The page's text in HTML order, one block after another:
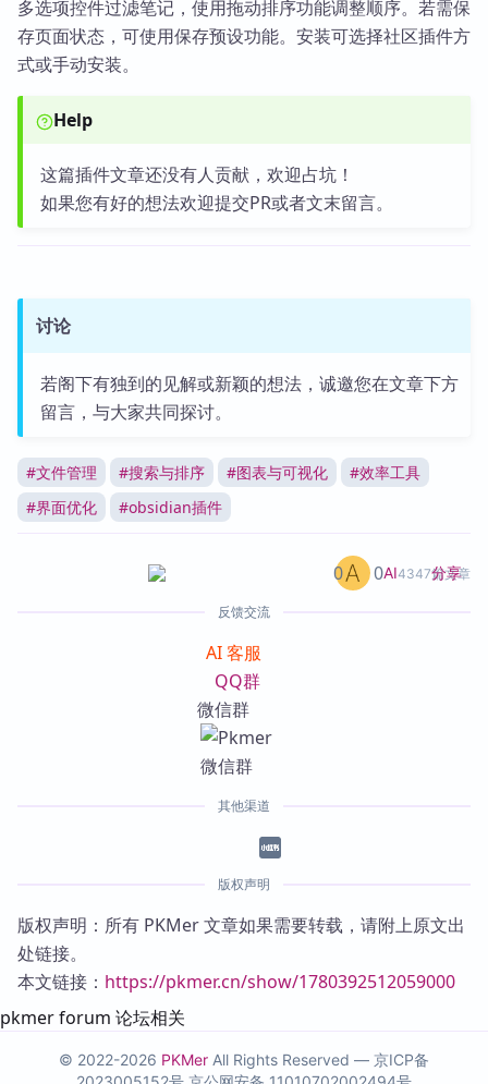
多选项控件过滤笔记，使用拖动排序功能调整顺序。若需保
存页面状态，可使用保存预设功能。安装可选择社区插件方
式或手动安装。
Help
这篇插件文章还没有人贡献，欢迎占坑！
如果您有好的想法欢迎提交PR或者文末留言。
讨论
若阁下有独到的见解或新颖的想法，诚邀您在文章下方
留言，与大家共同探讨。
#文件管理 #搜索与排序 #图表与可视化 #效率工具
#界面优化 #obsidian插件
AI4347篇文章
0 0 分享
反馈交流
AI 客服
QQ群
微信群
其他渠道
版权声明
版权声明：所有 PKMer 文章如果需要转载，请附上原文出
处链接。
本文链接： https://pkmer.cn/show/1780392512059000
pkmer forum 论坛相关
© 2022-2026 PKMer All Rights Reserved — 京ICP备